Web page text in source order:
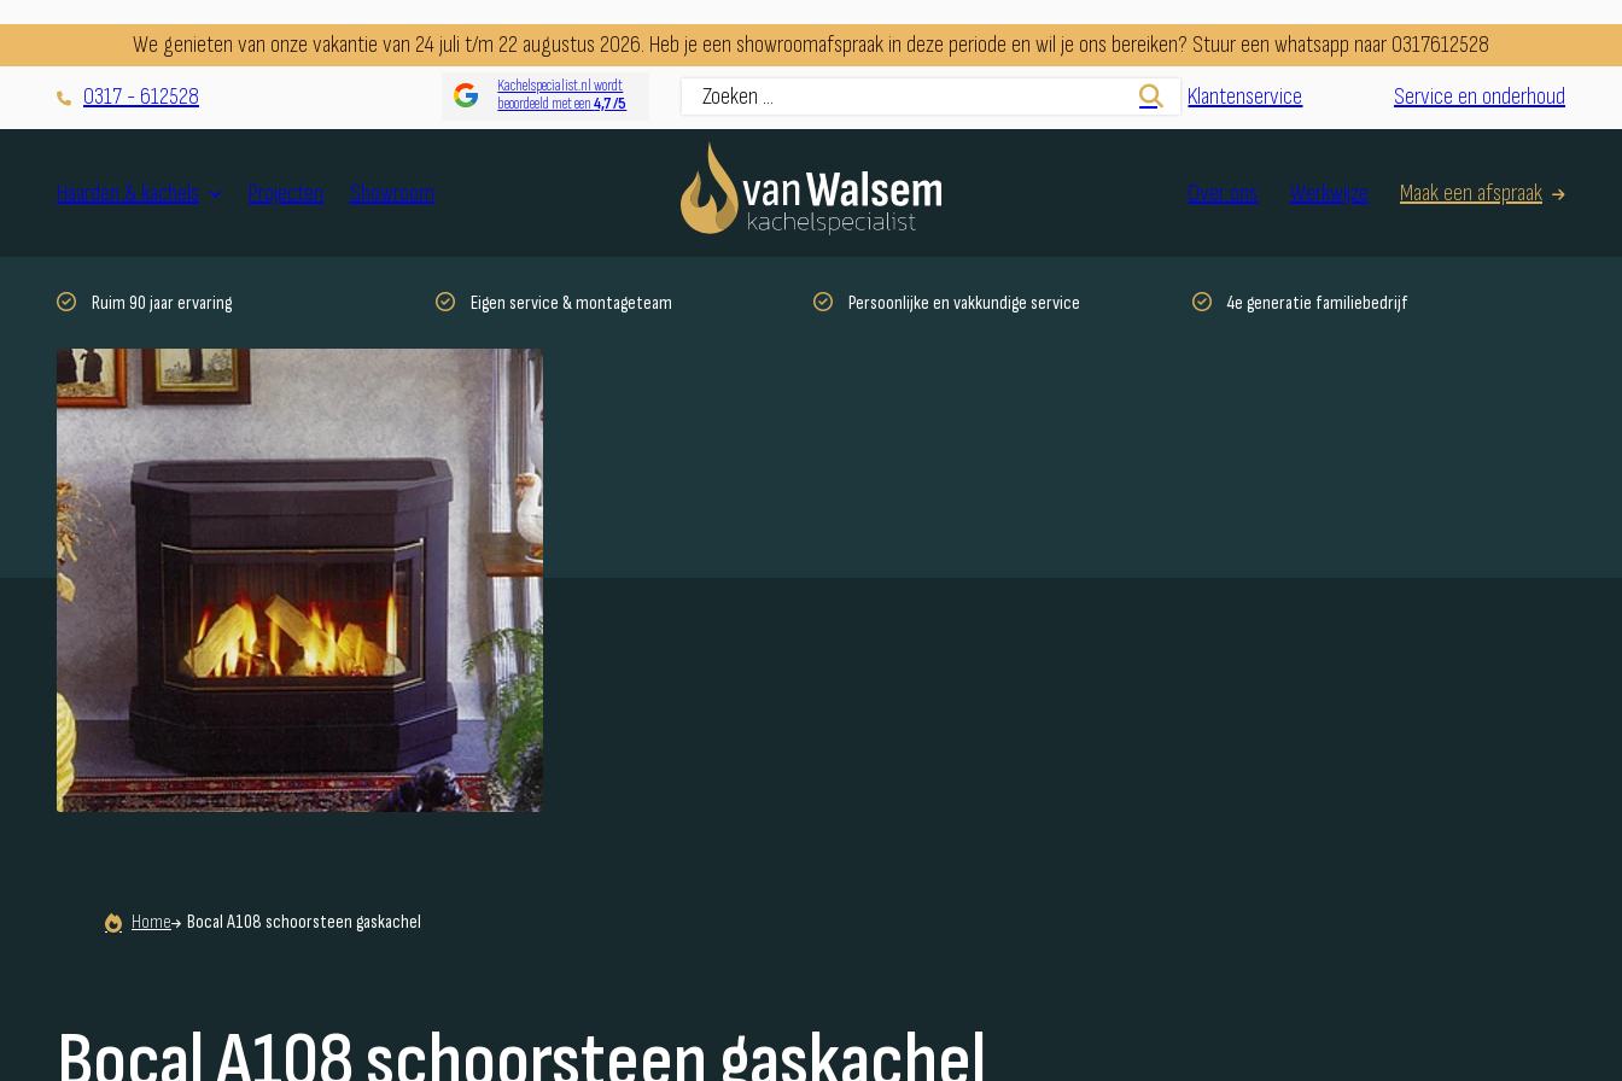
We genieten van onze vakantie van 24 juli t/m 22 augustus 2026. Heb je een showroomafspraak in deze periode en wil je ons bereiken? Stuur een whatsapp naar 0317612528
0317 - 612528
Kachelspecialist.nl wordt
beoordeeld met een4,7 /5 Klantenservice Service en onderhoud
Haarden & kachels Projecten Showroom Over ons Werkwijze Maak een afspraak
Ruim 90 jaar ervaring Eigen service & montageteam Persoonlijke en vakkundige service 4e generatie familiebedrijf
Home Bocal A108 schoorsteen gaskachel